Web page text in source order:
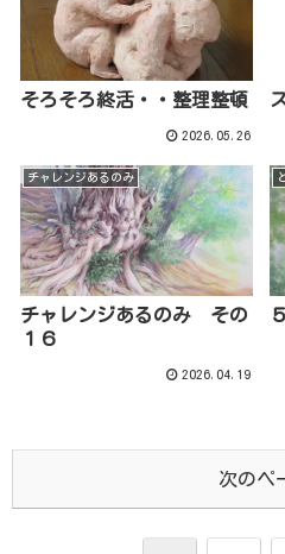
そろそろ終活・・整理整頓
2026.05.26
チャレンジあるのみ
チャレンジあるのみ その
１６
2026.04.19
次のペ